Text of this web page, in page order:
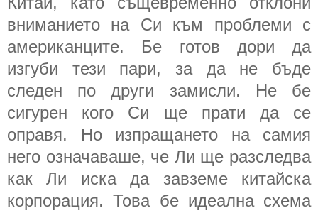
вниманието на Си към проблеми с
американците. Бе готов дори да
изгуби тези пари, за да не бъде
следен по други замисли. Не бе
сигурен кого Си ще прати да се
оправя. Но изпращането на самия
него означаваше, че Ли ще разследва
как Ли иска да завземе китайска
корпорация. Това бе идеална схема